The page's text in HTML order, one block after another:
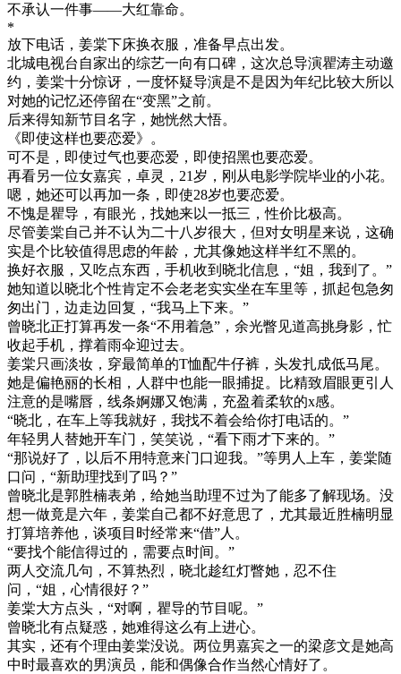
不承认一件事——大红靠命。
*
放下电话，姜棠下床换衣服，准备早点出发。
北城电视台自家出的综艺一向有口碑，这次总导演瞿涛主动邀
约，姜棠十分惊讶，一度怀疑导演是不是因为年纪比较大所以
对她的记忆还停留在“变黑”之前。
后来得知新节目名字，她恍然大悟。
《即使这样也要恋爱》。
可不是，即使过气也要恋爱，即使招黑也要恋爱。
再看另一位女嘉宾，卓灵，21岁，刚从电影学院毕业的小花。
嗯，她还可以再加一条，即使28岁也要恋爱。
不愧是瞿导，有眼光，找她来以一抵三，性价比极高。
尽管姜棠自己并不认为二十八岁很大，但对女明星来说，这确
实是个比较值得思虑的年龄，尤其像她这样半红不黑的。
换好衣服，又吃点东西，手机收到晓北信息，“姐，我到了。”
她知道以晓北个性肯定不会老老实实坐在车里等，抓起包急匆
匆出门，边走边回复，“我马上下来。”
曾晓北正打算再发一条“不用着急”，余光瞥见道高挑身影，忙
收起手机，撑着雨伞迎过去。
姜棠只画淡妆，穿最简单的T恤配牛仔裤，头发扎成低马尾。
她是偏艳丽的长相，人群中也能一眼捕捉。比精致眉眼更引人
注意的是嘴唇，线条婀娜又饱满，充盈着柔软的x感。
“晓北，在车上等我就好，我找不着会给你打电话的。”
年轻男人替她开车门，笑笑说，“看下雨才下来的。”
“那说好了，以后不用特意来门口迎我。”等男人上车，姜棠随
口问，“新助理找到了吗？”
曾晓北是郭胜楠表弟，给她当助理不过为了能多了解现场。没
想一做竟是六年，姜棠自己都不好意思了，尤其最近胜楠明显
打算培养他，谈项目时经常来“借”人。
“要找个能信得过的，需要点时间。”
两人交流几句，不算热烈，晓北趁红灯瞥她，忍不住
问，“姐，心情很好？”
姜棠大方点头，“对啊，瞿导的节目呢。”
曾晓北有点疑惑，她难得这么有上进心。
其实，还有个理由姜棠没说。两位男嘉宾之一的梁彦文是她高
中时最喜欢的男演员，能和偶像合作当然心情好了。